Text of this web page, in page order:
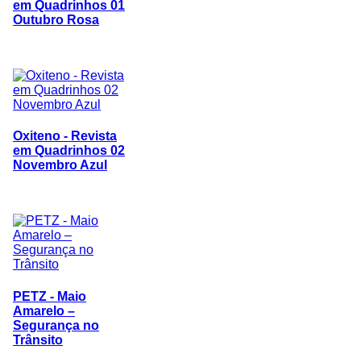
em Quadrinhos 01
Outubro Rosa
Oxiteno - Revista
em Quadrinhos 02
Novembro Azul
PETZ - Maio
Amarelo –
Segurança no
Trânsito